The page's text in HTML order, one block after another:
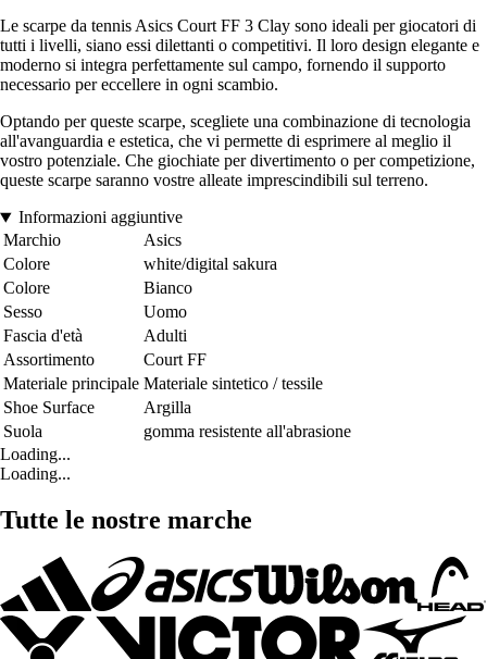
Le scarpe da tennis Asics Court FF 3 Clay sono ideali per giocatori di
tutti i livelli, siano essi dilettanti o competitivi. Il loro design elegante e
moderno si integra perfettamente sul campo, fornendo il supporto
necessario per eccellere in ogni scambio.
Optando per queste scarpe, scegliete una combinazione di tecnologia
all'avanguardia e estetica, che vi permette di esprimere al meglio il
vostro potenziale. Che giochiate per divertimento o per competizione,
queste scarpe saranno vostre alleate imprescindibili sul terreno.
Informazioni aggiuntive
Marchio
Asics
Colore
white/digital sakura
Colore
Bianco
Sesso
Uomo
Fascia d'età
Adulti
Assortimento
Court FF
Materiale principale Materiale sintetico / tessile
Shoe Surface
Argilla
Suola
gomma resistente all'abrasione
Loading...
Loading...
Tutte le nostre marche